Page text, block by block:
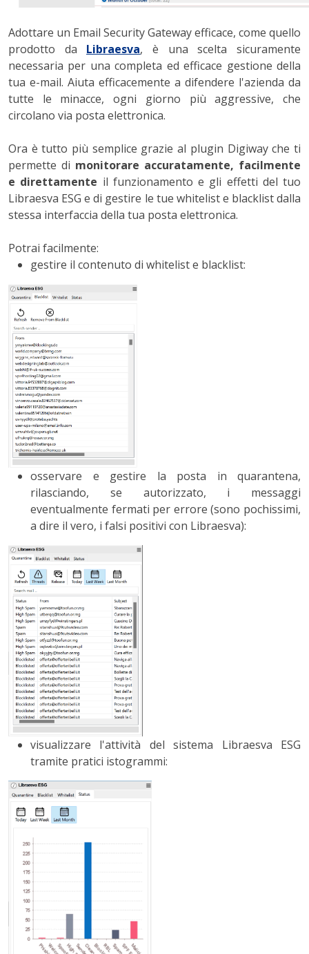
Adottare un Email Security Gateway efficace, come quello
prodotto da Libraesva, è una scelta sicuramente
necessaria per una completa ed efficace gestione della
tua e-mail. Aiuta efficacemente a difendere l'azienda da
tutte le minacce, ogni giorno più aggressive, che
circolano via posta elettronica.
Ora è tutto più semplice grazie al plugin Digiway che ti
permette di monitorare accuratamente, facilmente
e direttamente il funzionamento e gli effetti del tuo
Libraesva ESG e di gestire le tue whitelist e blacklist dalla
stessa interfaccia della tua posta elettronica.
Potrai facilmente:
gestire il contenuto di whitelist e blacklist:
osservare e gestire la posta in quarantena,
rilasciando, se autorizzato, i messaggi
eventualmente fermati per errore (sono pochissimi,
a dire il vero, i falsi positivi con Libraesva):
visualizzare l'attività del sistema Libraesva ESG
tramite pratici istogrammi: